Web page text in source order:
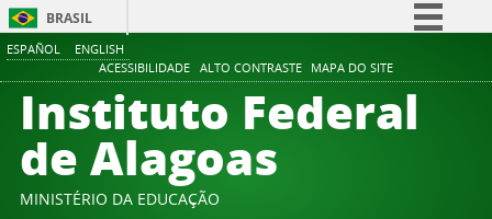
ESPAÑOL ENGLISH
ACESSIBILIDADE ALTO CONTRASTE MAPA DO SITE
BRASIL
Comunica BR
Participe
Instituto Federal
de Alagoas
MINISTÉRIO DA EDUCAÇÃO